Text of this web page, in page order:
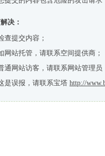
决：
查提交内容；
网站托管，请联系空间提供商；
通网站访客，请联系网站管理员
是误报，请联系宝塔 http://